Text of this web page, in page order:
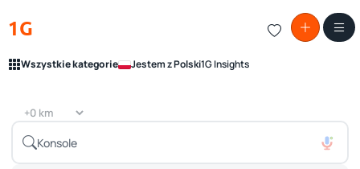
1G
Wszystkie kategorie Jestem z Polski1G Insights